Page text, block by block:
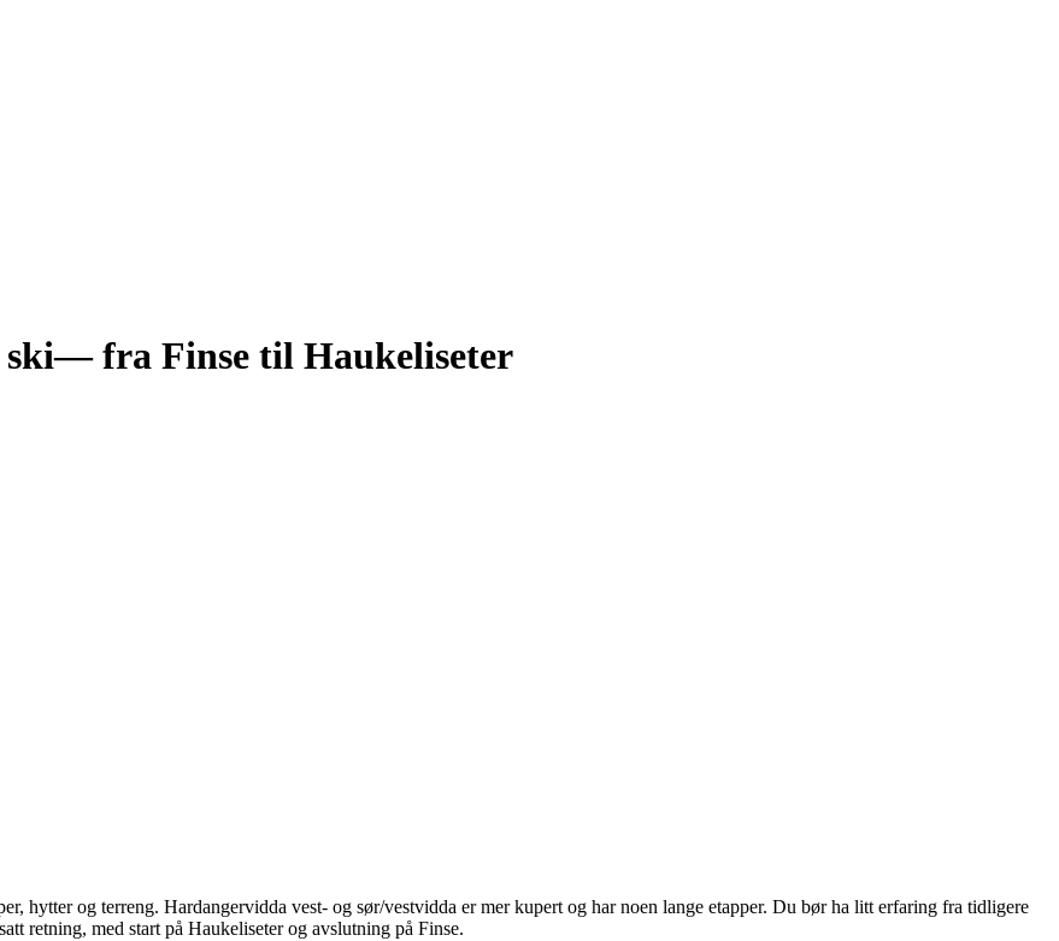
ski— fra Finse til Haukeliseter
hytter og terreng. Hardangervidda vest- og sør/vestvidda er mer kupert og har noen lange etapper. Du bør ha litt erfaring fra tidligere
retning, med start på Haukeliseter og avslutning på Finse.